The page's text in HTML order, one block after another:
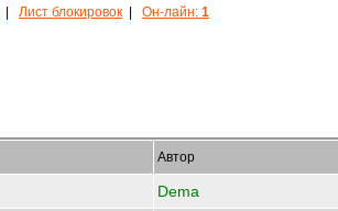
Лист блокировок Он-лайн: 1
Автор
Dema